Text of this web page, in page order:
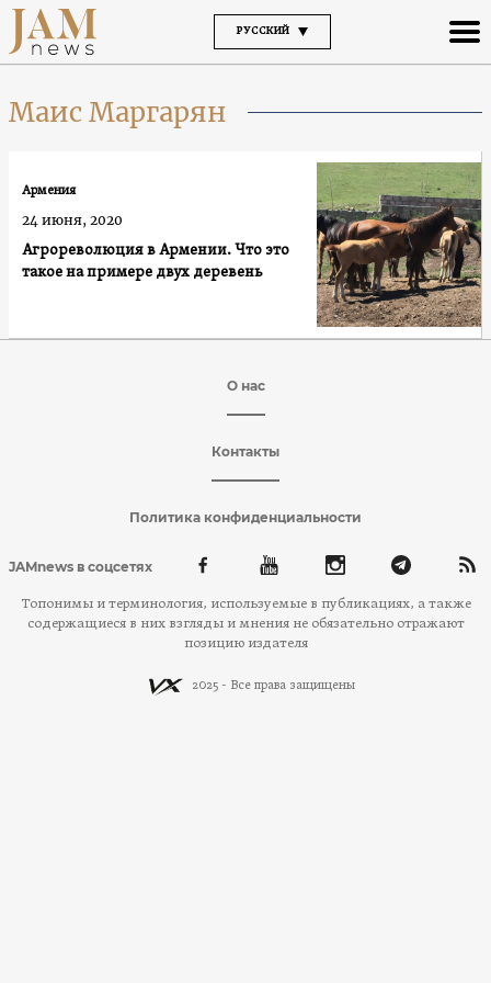
РУССКИЙ
Маис Маргарян
Агрореволюция в Армении. Что это
такое на примере двух деревень
Армения
24 июня, 2020
О нас
Контакты
Политика конфиденциальности
JAMnews в соцсетях
Топонимы и терминология, используемые в публикациях, а также
содержащиеся в них взгляды и мнения не обязательно отражают
позицию издателя
2025 - Все права защищены